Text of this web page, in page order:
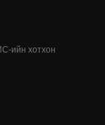
ийн хотхон